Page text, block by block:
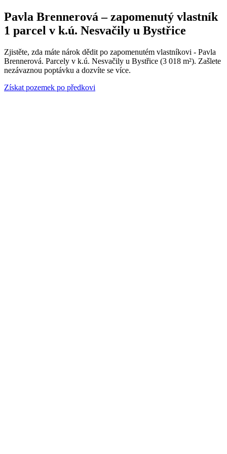
Pavla Brennerová – zapomenutý vlastník
1 parcel v k.ú. Nesvačily u Bystřice
Zjistěte, zda máte nárok dědit po zapomenutém vlastníkovi - Pavla
Brennerová. Parcely v k.ú. Nesvačily u Bystřice (3 018 m²). Zašlete
nezávaznou poptávku a dozvíte se více.
Získat pozemek po předkovi